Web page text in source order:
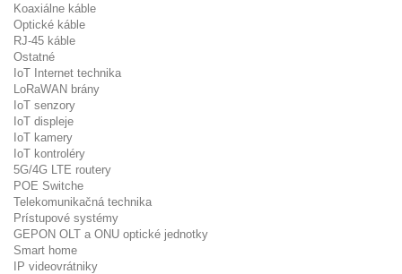
Koaxiálne káble
Optické káble
RJ-45 káble
Ostatné
IoT Internet technika
LoRaWAN brány
IoT senzory
IoT displeje
IoT kamery
IoT kontroléry
5G/4G LTE routery
POE Switche
Telekomunikačná technika
Prístupové systémy
GEPON OLT a ONU optické jednotky
Smart home
IP videovrátniky